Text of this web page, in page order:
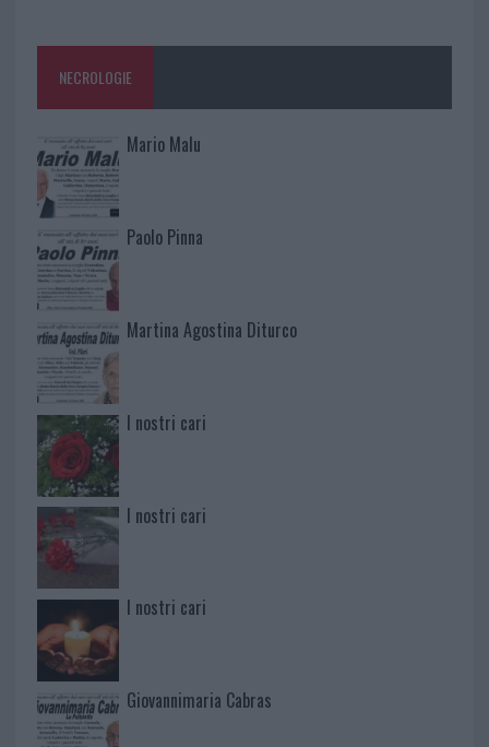
NECROLOGIE
Mario Malu
Paolo Pinna
Martina Agostina Diturco
I nostri cari
I nostri cari
I nostri cari
Giovannimaria Cabras